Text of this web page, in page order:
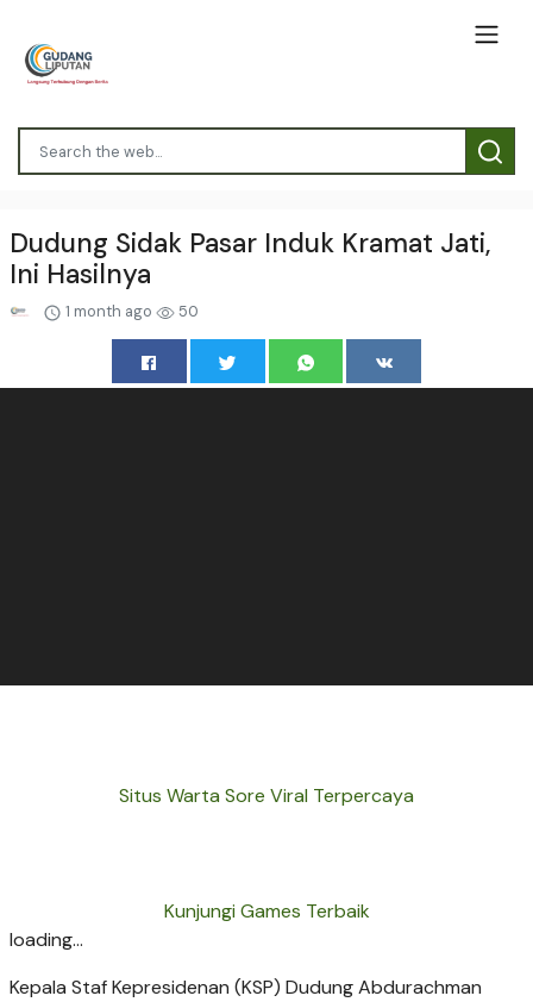
Dudung Sidak Pasar Induk Kramat Jati,
Ini Hasilnya
1 month ago 50
Situs Warta Sore Viral Terpercaya
Kunjungi Games Terbaik
loading...
Kepala Staf Kepresidenan (KSP) Dudung Abdurachman